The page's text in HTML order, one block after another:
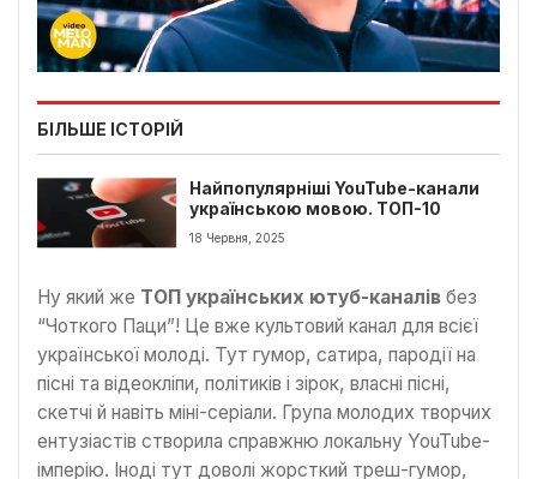
БІЛЬШЕ ІСТОРІЙ
Найпопулярніші YouTube-канали
українською мовою. ТОП-10
18 Червня, 2025
Ну який же ТОП українських ютуб-каналів без
“Чоткого Паци”! Це вже культовий канал для всієї
української молоді. Тут гумор, сатира, пародії на
пісні та відеокліпи, політиків і зірок, власні пісні,
скетчі й навіть міні-серіали. Група молодих творчих
ентузіастів створила справжню локальну YouTube-
імперію. Іноді тут доволі жорсткий треш-гумор,